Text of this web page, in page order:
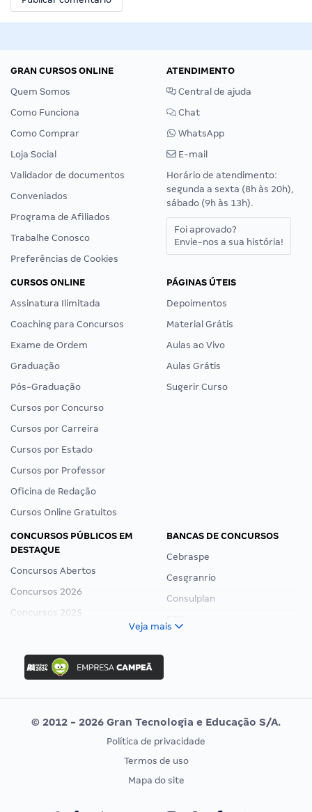
GRAN CURSOS ONLINE
Quem Somos
Como Funciona
Como Comprar
Loja Social
Validador de documentos
Conveniados
Programa de Afiliados
Trabalhe Conosco
Preferências de Cookies
ATENDIMENTO
Central de ajuda
Chat
WhatsApp
E-mail
Horário de atendimento:
segunda a sexta (8h às 20h),
sábado (9h às 13h).
Foi aprovado?
Envie-nos a sua história!
CURSOS ONLINE
Assinatura Ilimitada
Coaching para Concursos
Exame de Ordem
Graduação
Pós-Graduação
Cursos por Concurso
Cursos por Carreira
Cursos por Estado
Cursos por Professor
Oficina de Redação
Cursos Online Gratuitos
PÁGINAS ÚTEIS
Depoimentos
Material Grátis
Aulas ao Vivo
Aulas Grátis
Sugerir Curso
CONCURSOS PÚBLICOS EM
DESTAQUE
Concursos Abertos
Concursos 2026
Concursos 2025
Concurso Ibama
Concurso MPU
Editais publicados
BANCAS DE CONCURSOS
Cebraspe
Cesgranrio
Consulplan
Vunesp
CONCURSOS POR PROFISSÃO
EXAME DE ORDEM
Veja mais
© 2012 - 2026 Gran Tecnologia e Educação S/A.
Política de privacidade
Termos de uso
Mapa do site